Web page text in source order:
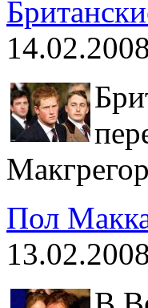
14.02.2008
Пол
13.02.2008